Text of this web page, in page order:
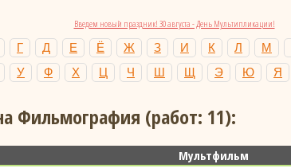
Введем новый праздник! 30 августа - День Мультипликации!
Г Д Е Ё Ж З И К Л М
У Ф Х Ц Ч Ш Щ Э Ю Я
Фильмография (работ: 11):
Мультфильм